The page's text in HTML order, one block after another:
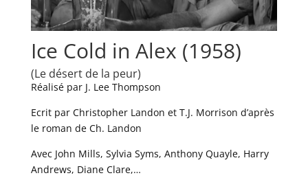
Ice Cold in Alex (1958)
(Le désert de la peur)
Réalisé par J. Lee Thompson
Ecrit par Christopher Landon et T.J. Morrison d’après
le roman de Ch. Landon
Avec John Mills, Sylvia Syms, Anthony Quayle, Harry
Andrews, Diane Clare,…